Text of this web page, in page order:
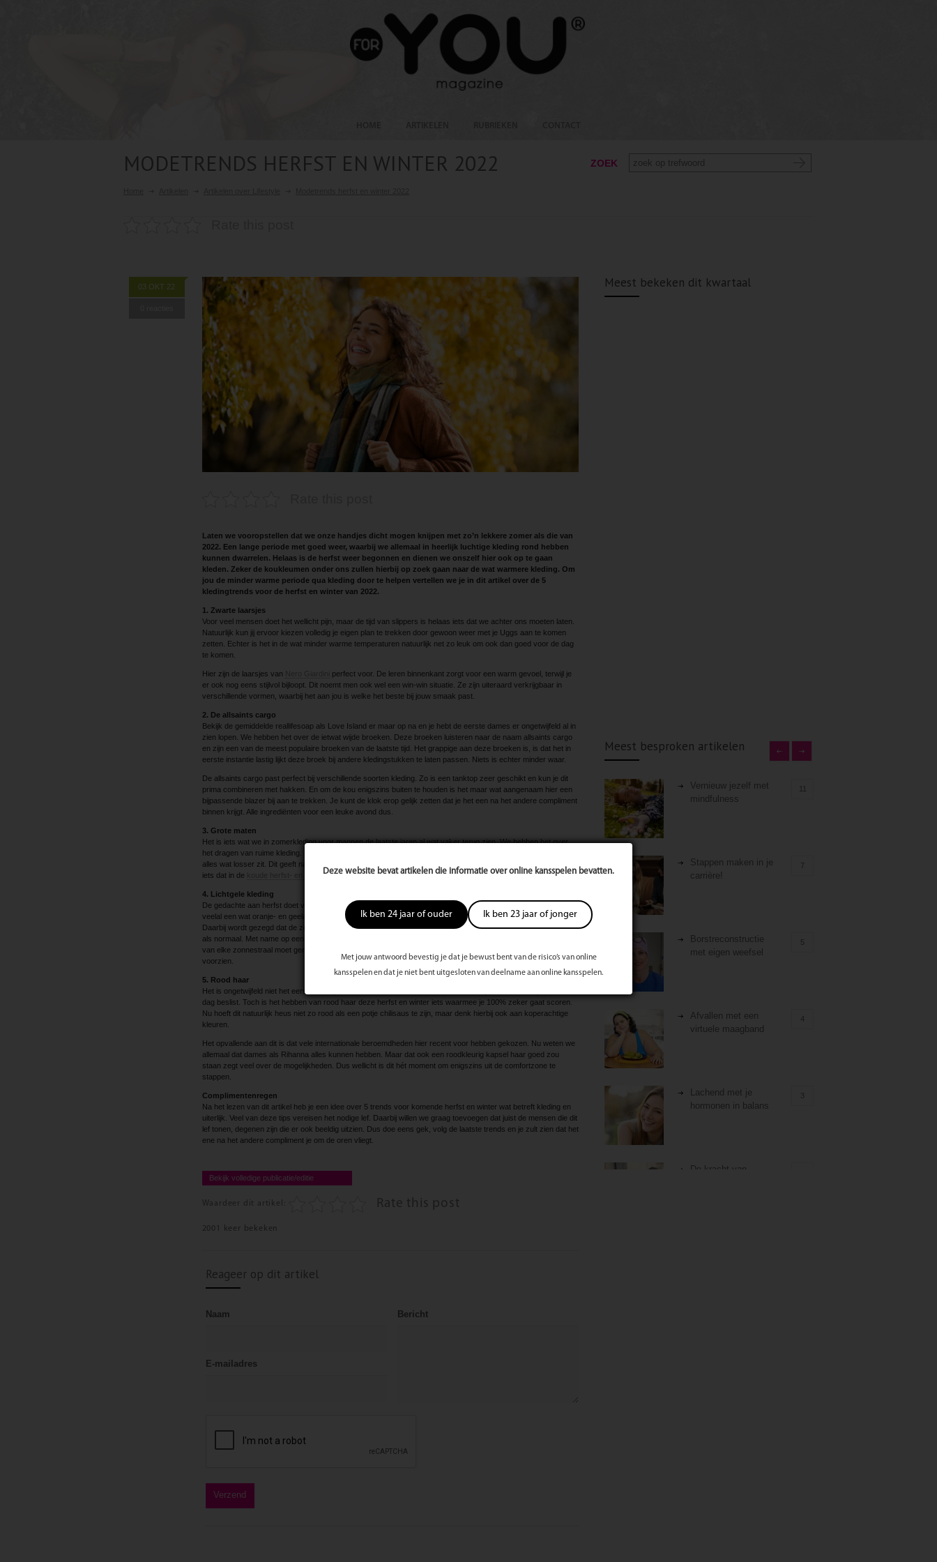
Deze website bevat artikelen die informatie over online kansspelen bevatten.
Ik ben 24 jaar of ouder Ik ben 23 jaar of jonger
Met jouw antwoord bevestig je dat je bewust bent van de risico’s van online
kansspelen en dat je niet bent uitgesloten van deelname aan online kansspelen.
MODETRENDS HERFST EN WINTER 2022 ZOEK
03 OKT 22
Laten we vooropstellen dat we onze handjes dicht mogen knijpen met zo’n lekkere zomer als die van
2022. Een lange periode met goed weer, waarbij we allemaal in heerlijk luchtige kleding rond hebben
kunnen dwarrelen. Helaas is de herfst weer begonnen en dienen we onszelf hier ook op te gaan
kleden. Zeker de koukleumen onder ons zullen hierbij op zoek gaan naar de wat warmere kleding. Om
jou de minder warme periode qua kleding door te helpen vertellen we je in dit artikel over de 5
kledingtrends voor de herfst en winter van 2022.
1. Zwarte laarsjes
Voor veel mensen doet het wellicht pijn, maar de tijd van slippers is helaas iets dat we achter ons moeten laten.
Natuurlijk kun jij ervoor kiezen volledig je eigen plan te trekken door gewoon weer met je Uggs aan te komen
zetten. Echter is het in de wat minder warme temperaturen natuurlijk net zo leuk om ook dan goed voor de dag
te komen.
Hier zijn de laarsjes van
perfect voor. De leren binnenkant zorgt voor een warm gevoel, terwijl je
er ook nog eens stijlvol bijloopt. Dit noemt men ook wel een win-win situatie. Ze zijn uiteraard verkrijgbaar in
verschillende vormen, waarbij het aan jou is welke het beste bij jouw smaak past.
2. De allsaints cargo
Bekijk de gemiddelde reallifesoap als Love Island er maar op na en je hebt de eerste dames er ongetwijfeld al in
zien lopen. We hebben het over de ietwat wijde broeken. Deze broeken luisteren naar de naam allsaints cargo
en zijn een van de meest populaire broeken van de laatste tijd. Het grappige aan deze broeken is, is dat het in
eerste instantie lastig lijkt deze broek bij andere kledingstukken te laten passen. Niets is echter minder waar.
De allsaints cargo past perfect bij verschillende soorten kleding. Zo is een tanktop zeer geschikt en kun je dit
prima combineren met hakken. En om de kou enigszins buiten te houden is het maar wat aangenaam hier een
bijpassende blazer bij aan te trekken. Je kunt de klok erop gelijk zetten dat je het een na het andere compliment
binnen krijgt. Alle ingrediënten voor een leuke avond dus.
3. Grote maten
Het is iets wat we in zomerkleding voor mannen de laatste jaren al wat vaker terug zien. We hebben het over
het dragen van ruime kleding. Hierin wordt veelal gekozen voor grotere maten dan normaal. Dit zorgt ervoor dat
alles wat losser zit. Dit geeft natuurlijk ook extra mogelijkheden voor het dragen van meerdere laagjes. En dat is
iets dat in de
koude herfst- en wintermaandenabsoluut geen verkeerd idee is.
4. Lichtgele kleding
De gedachte aan herfst doet veel mensen denken aan de kleuren van de blaadjes aan de bomen. Dit neemt
veelal een wat oranje- en geelachtige kleur aan. Met name laatstgenoemde is komend najaar zeer populair.
Daarbij wordt gezegd dat de zoektocht naar lichtgele producten de laatste maanden maar liefst 4,5 x zo groot is
als normaal. Met name op een zongebruinde
van elke zonnestraal moet genieten om de armen en het gezicht nog enigszins van wat kleur te kunnen
voorzien.
5. Rood haar
Het is ongetwijfeld niet het eerste waar je aan denkt en het is ook niet direct iets wat je van de een op de andere
dag beslist. Toch is het hebben van rood haar deze herfst en winter iets waarmee je 100% zeker gaat scoren.
Nu hoeft dit natuurlijk heus niet zo rood als een potje chilisaus te zijn, maar denk hierbij ook aan koperachtige
kleuren.
Het opvallende aan dit is dat vele internationale beroemdheden hier recent voor hebben gekozen. Nu weten we
allemaal dat dames als Rihanna alles kunnen hebben. Maar dat ook een roodkleurig kapsel haar goed zou
staan zegt veel over de mogelijkheden. Dus wellicht is dit hét moment om enigszins uit de comfortzone te
stappen.
Complimentenregen
Na het lezen van dit artikel heb je een idee over 5 trends voor komende herfst en winter wat betreft kleding en
uiterlijk. Veel van deze tips vereisen het nodige lef. Daarbij willen we graag toevoegen dat juist de mensen die dit
lef tonen, degenen zijn die er ook beeldig uitzien. Dus doe eens gek, volg de laatste trends en je zult zien dat het
ene na het andere compliment je om de oren vliegt.
Bekijk volledige publicatie/editie
Waardeer dit artikel: Rate this post
2001 keer bekeken
Reageer op dit artikel
Naam
E-mailadres
Bericht
Meest bekeken dit kwartaal
Meest besproken artikelen
Vernieuw jezelf met
mindfulness
Stappen maken in je
carrière!
7
Borstreconstructie
met eigen weefsel
5
Afvallen met een
virtuele maagband
4
Lachend met je
hormonen in balans
3
De kracht van